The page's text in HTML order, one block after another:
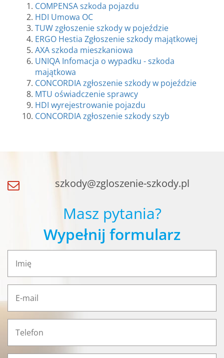
COMPENSA szkoda pojazdu
HDI Umowa OC
TUW zgłoszenie szkody w pojeździe
ERGO Hestia Zgłoszenie szkody majątkowej
AXA szkoda mieszkaniowa
UNIQA Infomacja o wypadku - szkoda
majątkowa
CONCORDIA zgłoszenie szkody w pojeździe
MTU oświadczenie sprawcy
HDI wyrejestrowanie pojazdu
CONCORDIA zgłoszenie szkody szyb
szkody@zgloszenie-szkody.pl
Masz pytania?
Wypełnij formularz